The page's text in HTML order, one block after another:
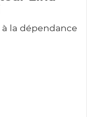
la dépendance